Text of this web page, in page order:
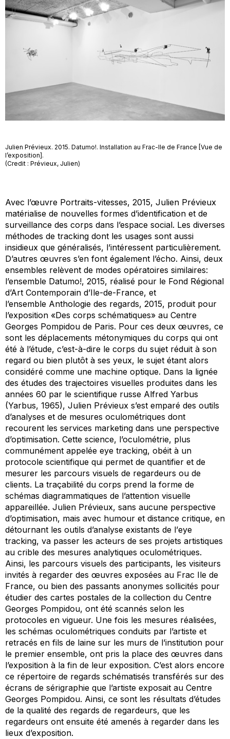
Julien Prévieux. 2015. Datumo!. Installation au Frac-Ile de France [Vue de
l’exposition].
(Credit : Prévieux, Julien)
Avec l’œuvre Portraits-vitesses, 2015, Julien Prévieux
matérialise de nouvelles formes d’identification et de
surveillance des corps dans l’espace social. Les diverses
méthodes de tracking dont les usages sont aussi
insidieux que généralisés, l’intéressent particulièrement.
D’autres œuvres s’en font également l’écho. Ainsi, deux
ensembles relèvent de modes opératoires similaires:
l’ensemble Datumo!, 2015, réalisé pour le Fond Régional
d’Art Contemporain d’Ile-de-France, et
l’ensemble Anthologie des regards, 2015, produit pour
l’exposition «Des corps schématiques» au Centre
Georges Pompidou de Paris. Pour ces deux œuvres, ce
sont les déplacements métonymiques du corps qui ont
été à l’étude, c’est-à-dire le corps du sujet réduit à son
regard ou bien plutôt à ses yeux, le sujet étant alors
considéré comme une machine optique. Dans la lignée
des études des trajectoires visuelles produites dans les
années 60 par le scientifique russe Alfred Yarbus
(Yarbus, 1965), Julien Prévieux s’est emparé des outils
d’analyses et de mesures oculométriques dont
recourent les services marketing dans une perspective
d’optimisation. Cette science, l’oculométrie, plus
communément appelée eye tracking, obéit à un
protocole scientifique qui permet de quantifier et de
mesurer les parcours visuels de regardeurs ou de
clients. La traçabilité du corps prend la forme de
schémas diagrammatiques de l’attention visuelle
appareillée. Julien Prévieux, sans aucune perspective
d’optimisation, mais avec humour et distance critique, en
détournant les outils d’analyse existants de l’eye
tracking, va passer les acteurs de ses projets artistiques
au crible des mesures analytiques oculométriques.
Ainsi, les parcours visuels des participants, les visiteurs
invités à regarder des œuvres exposées au Frac Ile de
France, ou bien des passants anonymes sollicités pour
étudier des cartes postales de la collection du Centre
Georges Pompidou, ont été scannés selon les
protocoles en vigueur. Une fois les mesures réalisées,
les schémas oculométriques conduits par l’artiste et
retracés en fils de laine sur les murs de l’institution pour
le premier ensemble, ont pris la place des œuvres dans
l’exposition à la fin de leur exposition. C’est alors encore
ce répertoire de regards schématisés transférés sur des
écrans de sérigraphie que l’artiste exposait au Centre
Georges Pompidou. Ainsi, ce sont les résultats d’études
de la qualité des regards de regardeurs, que les
regardeurs ont ensuite été amenés à regarder dans les
lieux d’exposition.